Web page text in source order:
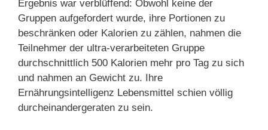
Ergebnis war verblüffend: Obwohl keine der
Gruppen aufgefordert wurde, ihre Portionen zu
beschränken oder Kalorien zu zählen, nahmen die
Teilnehmer der ultra-verarbeiteten Gruppe
durchschnittlich 500 Kalorien mehr pro Tag zu sich
und nahmen an Gewicht zu. Ihre
Ernährungsintelligenz Lebensmittel schien völlig
durcheinandergeraten zu sein.